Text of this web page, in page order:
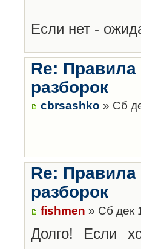
Если нет -
Re:
разборок
cbrsashko » Сб
Re:
разборок
fishmen » Сб дек
Долго! Если